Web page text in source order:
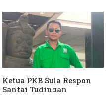
Hanura
Ketua PKB Sula Respon
Santai Tudingan